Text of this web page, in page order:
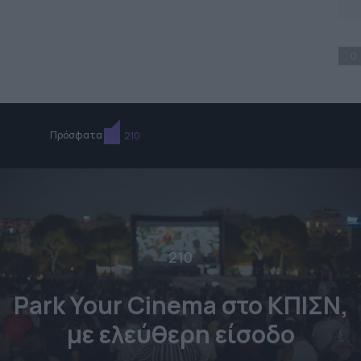
Πρόσφατα 210
210
Park Your Cinema στο ΚΠΙΣΝ,
με ελεύθερη είσοδο